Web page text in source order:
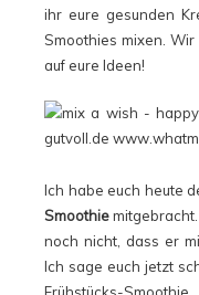
ihr eure gesunden
Smoothies mixen.
auf eure Ideen!
Ich habe euch heute
Smoothie
noch nicht, dass er
Ich sage euch jetzt